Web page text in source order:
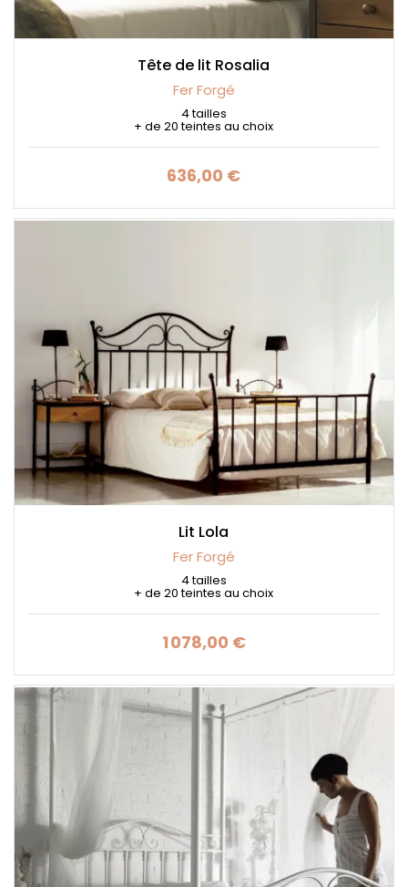
Tête de lit Rosalia
Fer Forgé
4 tailles
+ de 20 teintes au choix
Prix
636,00 €
Lit Lola
Fer Forgé
4 tailles
+ de 20 teintes au choix
Prix
1 078,00 €